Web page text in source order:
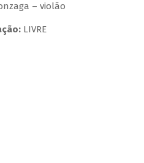
– violão
LIVRE